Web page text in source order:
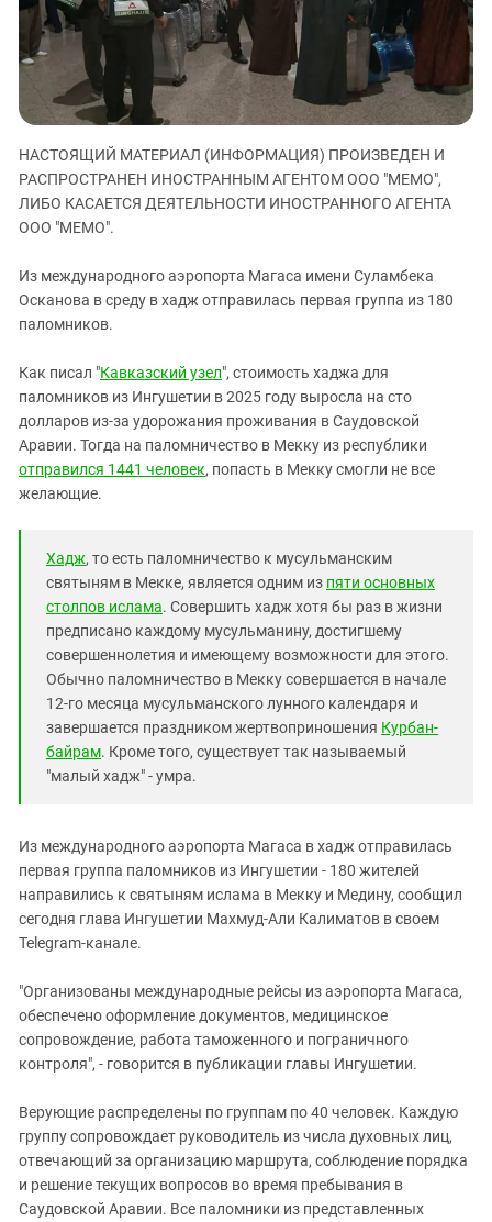
ЗАСТАВЛЯЕТ
КАВКАЗ ЗА ПАЛЕСТИНУ
ИНАКОМЫСЛИЕ В ЧЕЧНЕ
ПРЕСЛЕДОВАНИЕ АКТИВИСТОВ
МОБИЛИЗАЦИЯ И ПРОТЕСТЫ
Дагестан
Ингушетия
Кабардино-Балкария
Калмыкия
Карачаево-Черкесия
Краснодарский край
Нагорный Карабах
Северная Осетия - Алания
Ставропольский край
Чечня
Южная Осетия
Южный Кавказ
НАСТОЯЩИЙ МАТЕРИАЛ (ИНФОРМАЦИЯ) ПРОИЗВЕДЕН И
РАСПРОСТРАНЕН ИНОСТРАННЫМ АГЕНТОМ ООО "МЕМО",
ЛИБО КАСАЕТСЯ ДЕЯТЕЛЬНОСТИ ИНОСТРАННОГО АГЕНТА
ООО "МЕМО".
Из международного аэропорта Магаса имени Суламбека
Осканова в среду в хадж отправилась первая группа из 180
паломников.
Как писал "Кавказский узел", стоимость хаджа для
паломников из Ингушетии в 2025 году выросла на сто
долларов из-за удорожания проживания в Саудовской
Аравии. Тогда на паломничество в Мекку из республики
отправился 1441 человек, попасть в Мекку смогли не все
желающие.
Хадж, то есть паломничество к мусульманским
святыням в Мекке, является одним из пяти основных
столпов ислама. Совершить хадж хотя бы раз в жизни
предписано каждому мусульманину, достигшему
совершеннолетия и имеющему возможности для этого.
Обычно паломничество в Мекку совершается в начале
12-го месяца мусульманского лунного календаря и
завершается праздником жертвоприношения Курбан-
байрам. Кроме того, существует так называемый
"малый хадж" - умра.
Из международного аэропорта Магаса в хадж отправилась
первая группа паломников из Ингушетии - 180 жителей
направились к святыням ислама в Мекку и Медину, сообщил
сегодня глава Ингушетии Махмуд-Али Калиматов в своем
Telegram-канале.
"Организованы международные рейсы из аэропорта Магаса,
обеспечено оформление документов, медицинское
сопровождение, работа таможенного и пограничного
контроля", - говорится в публикации главы Ингушетии.
Верующие распределены по группам по 40 человек. Каждую
группу сопровождает руководитель из числа духовных лиц,
отвечающий за организацию маршрута, соблюдение порядка
и решение текущих вопросов во время пребывания в
Саудовской Аравии. Все паломники из представленных